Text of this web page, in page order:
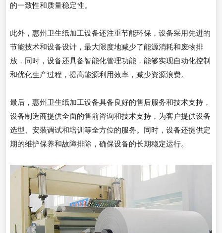
的一致性和质量稳定性。
此外，惠州卫生纸加工设备还注重节能环保，设备采用先进的
节能技术和设备设计，最大限度地减少了能源消耗和废物排
放，同时，设备还具备智能化管理功能，能够实现自动化控制
和优化生产过程，提高能源利用效率，减少资源浪费。
最后，惠州卫生纸加工设备具备良好的售后服务和技术支持，
设备制造商提供全面的售前咨询和技术支持，为客户提供设备
选型、安装调试和培训等全方位的服务。同时，设备还提供定
期的维护保养和故障排除，确保设备的长期稳定运行。